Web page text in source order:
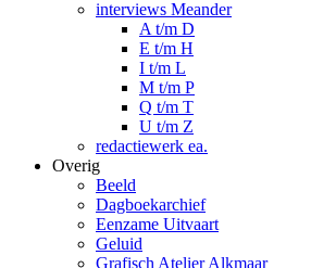
interviews Meander
A t/m D
E t/m H
I t/m L
M t/m P
Q t/m T
U t/m Z
redactiewerk ea.
Overig
Beeld
Dagboekarchief
Eenzame Uitvaart
Geluid
Grafisch Atelier Alkmaar